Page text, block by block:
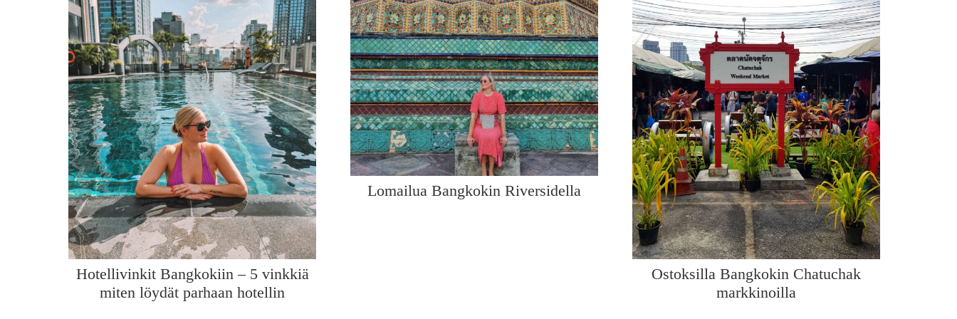
Hotellivinkit Bangkokiin – 5 vinkkiä
miten löydät parhaan hotellin
Lomailua Bangkokin Riversidella
Ostoksilla Bangkokin Chatuchak
markkinoilla